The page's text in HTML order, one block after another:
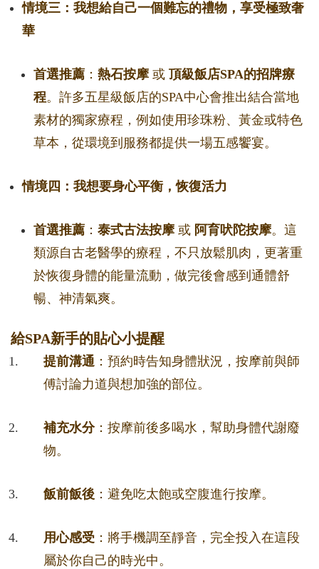
情境三：我想給自己一個難忘的禮物，享受極致奢
華
首選推薦 ： 熱石按摩或 頂級飯店SPA的招牌療
程。許多五星級飯店的SPA中心會推出結合當地
素材的獨家療程，例如使用珍珠粉、黃金或特色
草本，從環境到服務都提供一場五感饗宴。
情境四：我想要身心平衡，恢復活力
首選推薦 ： 泰式古法按摩或 阿育吠陀按摩。這
類源自古老醫學的療程，不只放鬆肌肉，更著重
於恢復身體的能量流動，做完後會感到通體舒
暢、神清氣爽。
給SPA新手的貼心小提醒
提前溝通 ：預約時告知身體狀況，按摩前與師
傅討論力道與想加強的部位。
補充水分：按摩前後多喝水，幫助身體代謝廢
物。
飯前飯後 ：避免吃太飽或空腹進行按摩。
用心感受 ：將手機調至靜音，完全投入在這段
屬於你自己的時光中。